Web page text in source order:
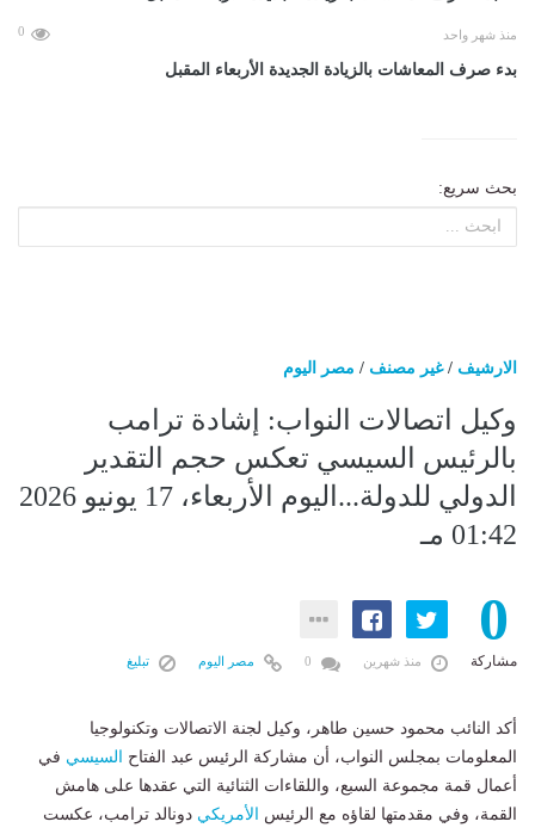
منذ شهر واحد 0
بدء صرف المعاشات بالزيادة الجديدة الأربعاء المقبل
بحث سريع:
الارشيف /غير مصنف / مصر اليوم
وكيل اتصالات النواب: إشادة ترامب
بالرئيس السيسي تعكس حجم التقدير
الدولي للدولة...اليوم الأربعاء، 17 يونيو 2026
01:42 مـ
0
مشاركة منذ شهرين مصر اليوم تبليغ
أكد النائب محمود حسين طاهر، وكيل لجنة الاتصالات وتكنولوجيا
المعلومات بمجلس النواب، أن مشاركة الرئيس عبد الفتاح
السيسي في
أعمال قمة مجموعة السبع، واللقاءات الثنائية التي عقدها على هامش
القمة، وفي مقدمتها لقاؤه مع الرئيس
الأمريكي دونالد ترامب، عكست